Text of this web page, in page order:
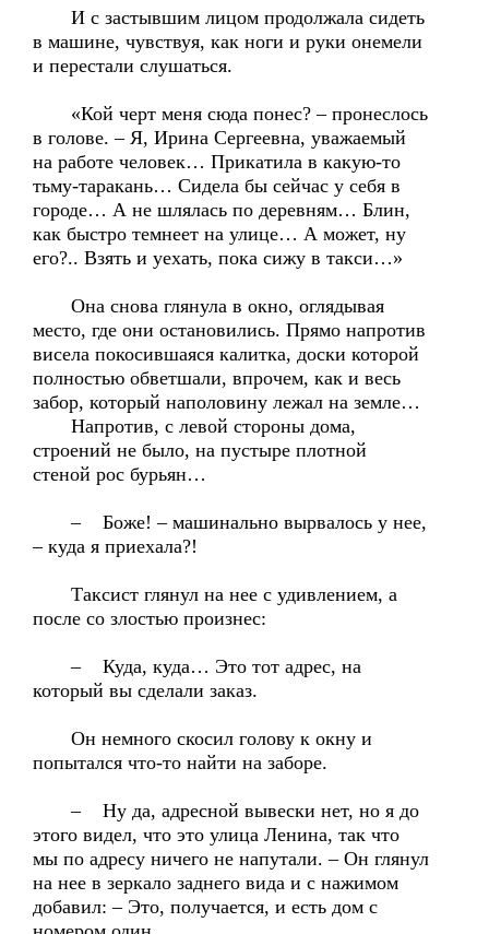
И с застывшим лицом продолжала сидеть
в машине, чувствуя, как ноги и руки онемели
и перестали слушаться.
«Кой черт меня сюда понес? – пронеслось
в голове. – Я, Ирина Сергеевна, уважаемый
на работе человек… Прикатила в какую-то
тьму-таракань… Сидела бы сейчас у себя в
городе… А не шлялась по деревням… Блин,
как быстро темнеет на улице… А может, ну
его?.. Взять и уехать, пока сижу в такси…»
Она снова глянула в окно, оглядывая
место, где они остановились. Прямо напротив
висела покосившаяся калитка, доски которой
полностью обветшали, впрочем, как и весь
забор, который наполовину лежал на земле…
Напротив, с левой стороны дома,
строений не было, на пустыре плотной
стеной рос бурьян…
– Боже! – машинально вырвалось у нее,
– куда я приехала?!
Таксист глянул на нее с удивлением, а
после со злостью произнес:
– Куда, куда… Это тот адрес, на
который вы сделали заказ.
Он немного скосил голову к окну и
попытался что-то найти на заборе.
– Ну да, адресной вывески нет, но я до
этого видел, что это улица Ленина, так что
мы по адресу ничего не напутали. – Он глянул
на нее в зеркало заднего вида и с нажимом
добавил: – Это, получается, и есть дом с